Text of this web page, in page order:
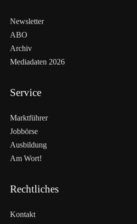
Newsletter
ABO
Archiv
Mediadaten 2026
Service
Marktführer
Jobbörse
Ausbildung
Am Wort!
Rechtliches
Kontakt